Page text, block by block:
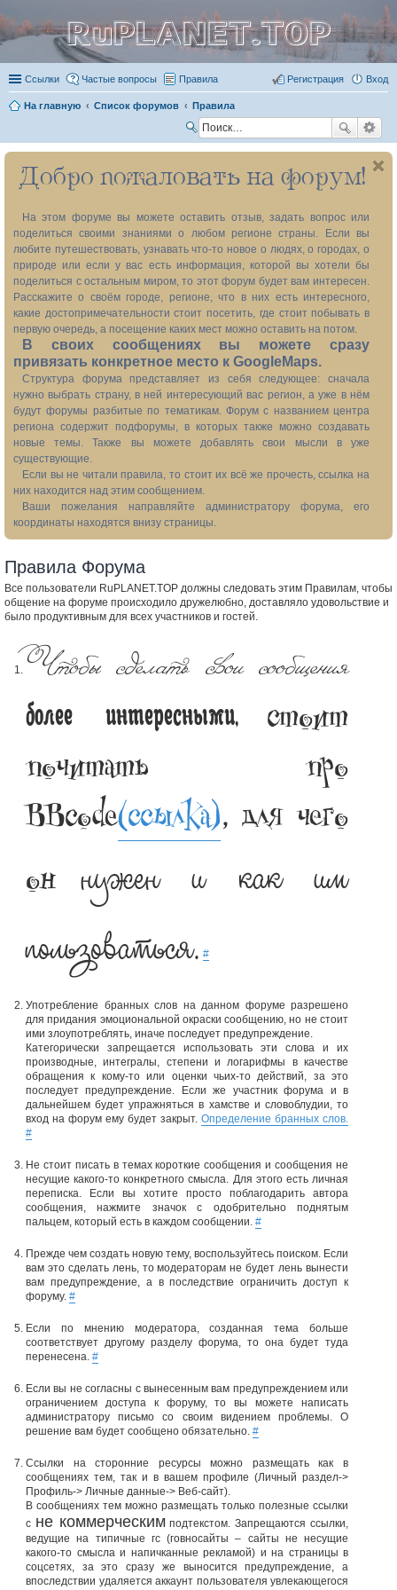
RuPLANET.TOP
Ссылки Частые вопросы Правила Вход
Регистрация
На главную Список форумов Правила
ск
Добро пожаловать на форум!
На этом форуме вы можете оставить отзыв, задать вопрос или
поделиться своими знаниями о любом регионе страны. Если вы
любите путешествовать, узнавать что-то новое о людях, о городах, о
природе или если у вас есть информация, которой вы хотели бы
поделиться с остальным миром, то этот форум будет вам интересен.
Расскажите о своём городе, регионе, что в них есть интересного,
какие достопримечательности стоит посетить, где стоит побывать в
первую очередь, а посещение каких мест можно оставить на потом.
В своих сообщениях вы можете сразу
привязать конкретное место к GoogleMaps.
Структура форума представляет из себя следующее: сначала
нужно выбрать страну, в ней интересующий вас регион, а уже в нём
будут форумы разбитые по тематикам. Форум с названием центра
региона содержит подфорумы, в которых также можно создавать
новые темы. Также вы можете добавлять свои мысли в уже
существующие.
Если вы не читали правила, то стоит их всё же прочесть, ссылка на
них находится над этим сообщением.
Ваши пожелания направляйте администратору форума, его
координаты находятся внизу страницы.
Правила Форума
Все пользователи RuPLANET.TOP должны следовать этим Правилам, чтобы
общение на форуме происходило дружелюбно, доставляло удовольствие и
было продуктивным для всех участников и гостей.
Чтобы сделать свои сообщения
более интересными,
стоит
почитать про
BBcode(ссылка), для чего
он нужен и как им
пользоваться. #
Употребление бранных слов на данном форуме разрешено
для придания эмоциональной окраски сообщению, но не стоит
ими злоупотреблять, иначе последует предупреждение.
Категорически запрещается использовать эти слова и их
производные, интегралы, степени и логарифмы в качестве
обращения к кому-то или оценки чьих-то действий, за это
последует предупреждение. Если же участник форума и в
дальнейшем будет упражняться в хамстве и словоблудии, то
вход на форум ему будет закрыт. Определение бранных слов.
#
Не стоит писать в темах короткие сообщения и сообщения не
несущие какого-то конкретного смысла. Для этого есть личная
переписка. Если вы хотите просто поблагодарить автора
сообщения, нажмите значок с одобрительно поднятым
пальцем, который есть в каждом сообщении. #
Прежде чем создать новую тему, воспользуйтесь поиском. Если
вам это сделать лень, то модераторам не будет лень вынести
вам предупреждение, а в последствие ограничить доступ к
форуму. #
Если по мнению модератора, созданная тема больше
соответствует другому разделу форума, то она будет туда
перенесена. #
Если вы не согласны с вынесенным вам предупреждением или
ограничением доступа к форуму, то вы можете написать
администратору письмо со своим видением проблемы. О
решение вам будет сообщено обязательно. #
Ссылки на сторонние ресурсы можно размещать как в
сообщениях тем, так и в вашем профиле (Личный раздел->
Профиль-> Личные данные-> Веб-сайт).
В сообщениях тем можно размещать только полезные ссылки
с не коммерческим подтекстом. Запрещаются ссылки,
ведущие на типичные гс (говносайты – сайты не несущие
какого-то смысла и напичканные рекламой) и на страницы в
соцсетях, за это сразу же выносится предупреждение, а
впоследствии удаляется аккаунт пользователя увлекающегося